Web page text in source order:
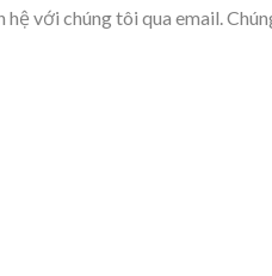
với chúng tôi qua email.
BuBu-Khối